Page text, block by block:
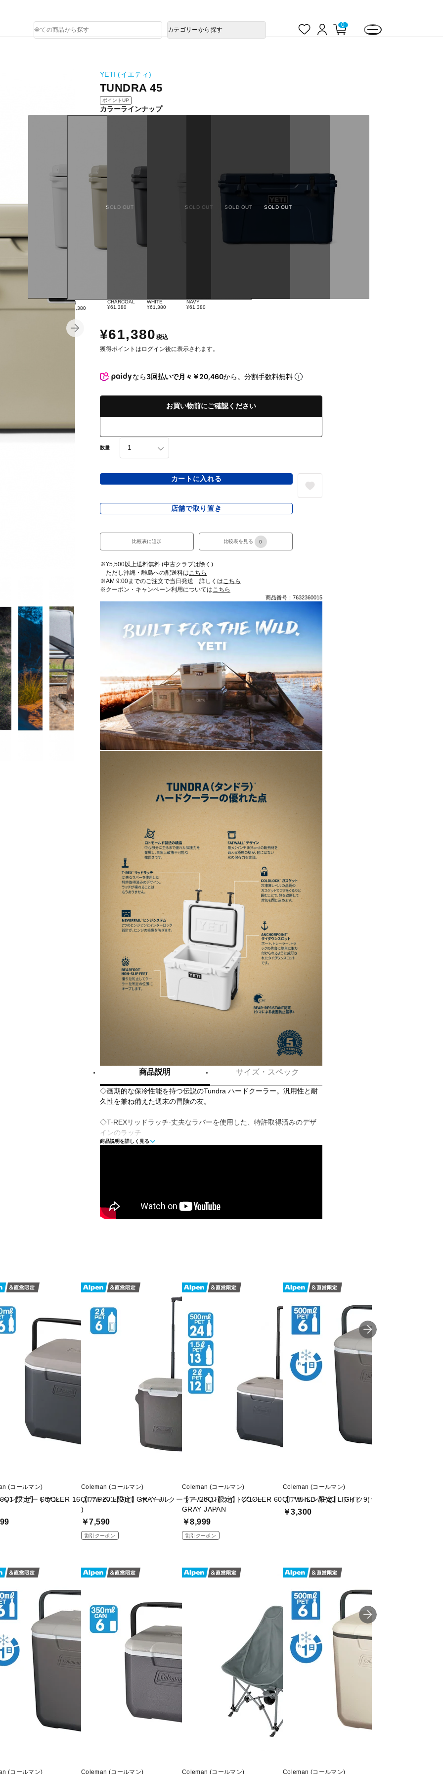
ロ
0
品
検
カテゴリーから探す
YETI (イエティ)
TUNDRA 45
ポイントUP
カラーラインナップ
SOLD OUT
TAN
¥61,380
SOLD OUT
CHARCOAL
¥61,380
SOLD OUT
WHITE
¥61,380
SOLD OUT
NAVY
¥61,380
¥61,380 税込
獲得ポイントはログイン後に表示されます。
なら3回払いで月々￥20,460から。分割手数料無料
お買い物前にご確認ください
数量
カートに入れる
店舗で取り置き
比較表に追加 比較表を見る 0
※¥5,500以上送料無料 (中古クラブは除く)
ただし沖縄・離島への配送料はこちら
※AM 9:00までのご注文で当日発送 詳しくはこちら
※クーポン・キャンペーン利用についてはこちら
商品番号：7632360015
商品説明 サイズ・スペック
◇画期的な保冷性能を持つ伝説のTundra ハードクーラー。汎用性と耐
久性を兼ね備えた週末の冒険の友。
◇T-REXリッドラッチ-丈夫なラバーを使用した、特許取得済みのデザ
インのラッチ
◇BAREFOOT NO-SLIP FEET-滑りを防止してクーラーを所定の位置に
キープ
◇ビール缶のみ54本/氷のみ16.8kgを収納可
■カラー：TAN(10000)
■素材：シェル/ポリエチレン、フォーム/ポリウレタン
■サイズ：65.4×41.3×39.0cm
■重量：10430g
■容量：37.8L
■付属品：バスケット
■2025年モデル
商品説明を詳しく見る
デザートサン
(コールマン)
ペン限定】 COOLER 16QT AP20 LIGHT GRAY J
Coleman (コールマン)
【アルペン限定】 ホイールクーラー/28QT(ライトグレー
)
￥7,590
割引クーポン
Coleman (コールマン)
【アルペン限定】 COOLER 60QT WHLD AP20 LIGHT
GRAY JAPAN
￥8,999
割引クーポン
Coleman (コールマン)
【アルペン限定】 テイク9(ライトグレー)
￥3,300
(コールマン) Coleman (コールマン) Coleman (コールマン) Coleman (コールマン)